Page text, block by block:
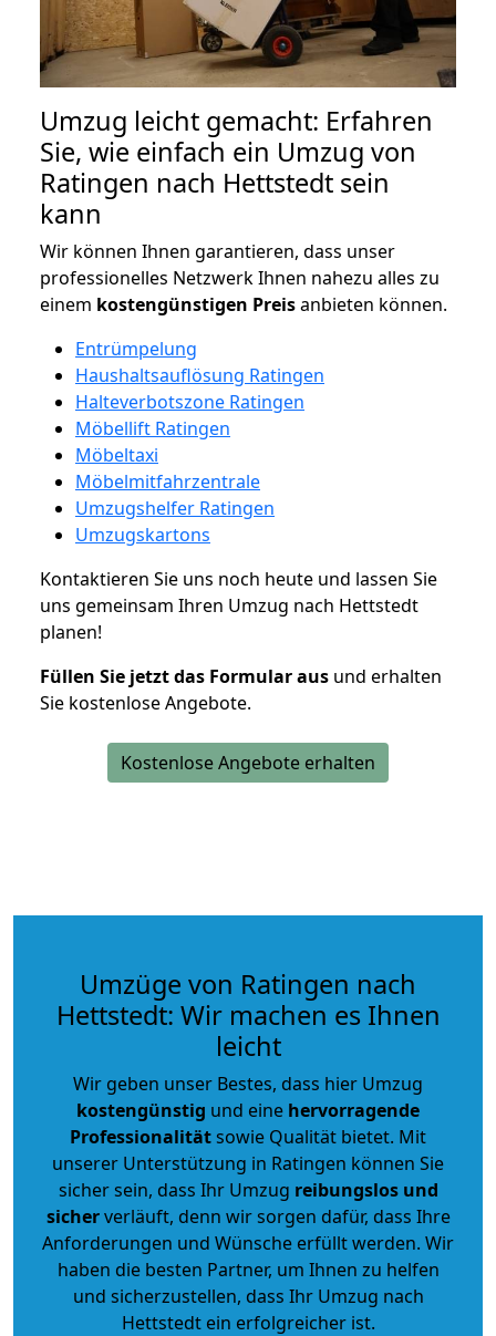
Umzug leicht gemacht: Erfahren
Sie, wie einfach ein Umzug von
Ratingen nach Hettstedt sein
kann
Wir können Ihnen garantieren, dass unser
professionelles Netzwerk Ihnen nahezu alles zu
einem kostengünstigen Preisanbieten können.
Entrümpelung
Haushaltsauflösung Ratingen
Halteverbotszone Ratingen
Möbellift Ratingen
Möbeltaxi
Möbelmitfahrzentrale
Umzugshelfer Ratingen
Umzugskartons
Kontaktieren Sie uns noch heute und lassen Sie
uns gemeinsam Ihren Umzug nach Hettstedt
planen!
Füllen Sie jetzt das Formular aus und erhalten
Sie kostenlose Angebote.
Kostenlose Angebote erhalten
Umzüge von Ratingen nach
Hettstedt: Wir machen es Ihnen
leicht
Wir geben unser Bestes, dass hier Umzug
kostengünstig und eine hervorragende
Professionalitätsowie Qualität bietet. Mit
unserer Unterstützung in Ratingen können Sie
sicher sein, dass Ihr Umzug reibungslos und
sicherverläuft, denn wir sorgen dafür, dass Ihre
Anforderungen und Wünsche erfüllt werden. Wir
haben die besten Partner, um Ihnen zu helfen
und sicherzustellen, dass Ihr Umzug nach
Hettstedt ein erfolgreicher ist.